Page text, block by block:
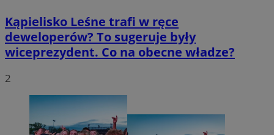
Kąpielisko Leśne trafi w ręce
deweloperów? To sugeruje były
wiceprezydent. Co na obecne władze?
2